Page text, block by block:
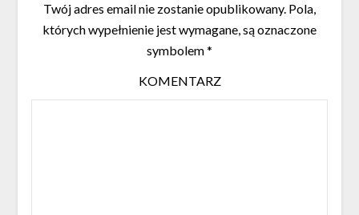
Twój adres email nie zostanie opublikowany. Pola,
których wypełnienie jest wymagane, są oznaczone
symbolem*
KOMENTARZ